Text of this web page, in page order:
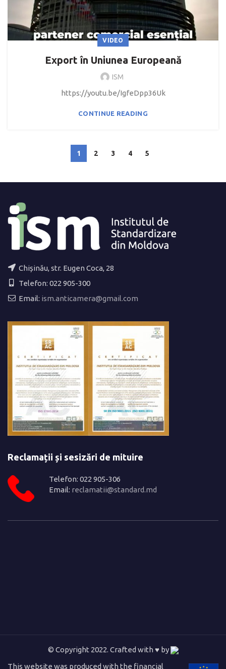
VIDEO
Export în Uniunea Europeană
ISM
https://youtu.be/IgfeDpp36Uk
CONTINUE READING
1 2 3 4 5
Chișinău, str. Eugen Coca, 28
Telefon: 022 905-300
Email: ism.anticamera@gmail.com
Reclamații și sesizări de mituire
Telefon: 022 905-306
Email: reclamatii@standard.md
© Copyright 2022. Crafted with ♥ by
This website was produced with the financial